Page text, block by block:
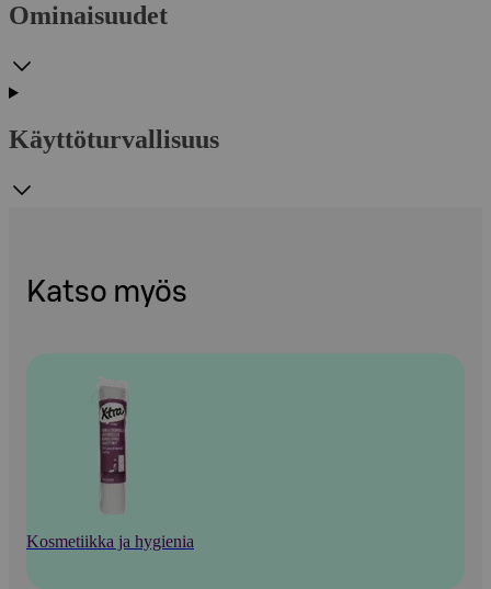
Ominaisuudet
Käyttöturvallisuus
Katso myös
Kosmetiikka ja hygienia